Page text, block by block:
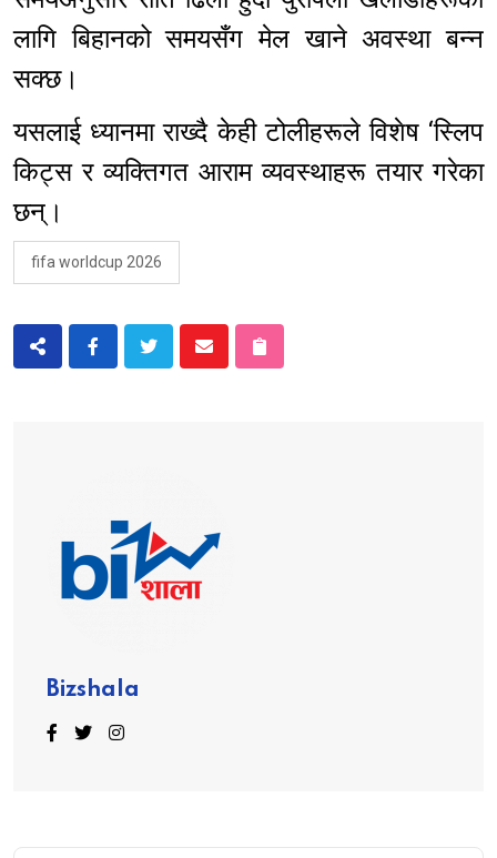
लागि बिहानको समयसँग मेल खाने अवस्था बन्न
सक्छ।
यसलाई ध्यानमा राख्दै केही टोलीहरूले विशेष ‘स्लिप
किट्स र व्यक्तिगत आराम व्यवस्थाहरू तयार गरेका
छन्।
fifa worldcup 2026
Bizshala